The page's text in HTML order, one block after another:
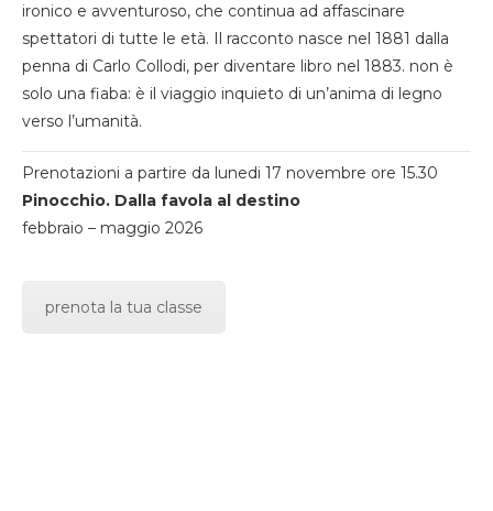
ironico e avventuroso, che continua ad affascinare
spettatori di tutte le età. Il racconto nasce nel 1881 dalla
penna di Carlo Collodi, per diventare libro nel 1883. non è
solo una fiaba: è il viaggio inquieto di un’anima di legno
verso l’umanità.
Prenotazioni a partire da lunedi 17 novembre ore 15.30
Pinocchio. Dalla favola al destino
febbraio – maggio 2026
prenota la tua classe